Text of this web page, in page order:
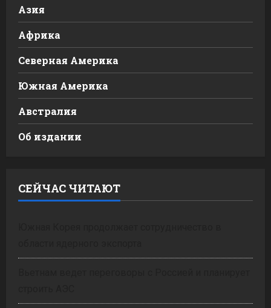
Азия
Африка
Северная Америка
Южная Америка
Австралия
Об издании
СЕЙЧАС ЧИТАЮТ